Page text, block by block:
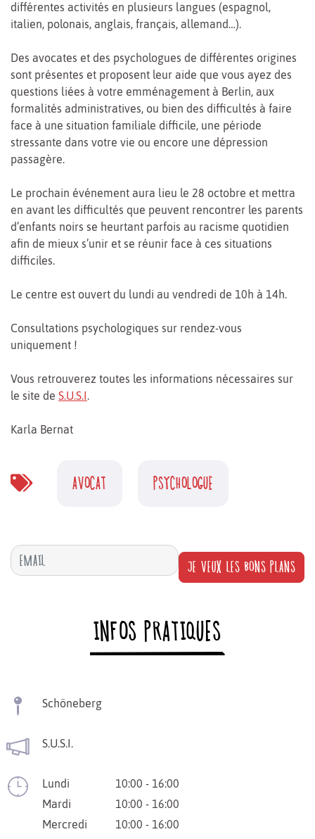
différentes activités en plusieurs langues (espagnol,
italien, polonais, anglais, français, allemand…).
Des avocates et des psychologues de différentes origines
sont présentes et proposent leur aide que vous ayez des
questions liées à votre emménagement à Berlin, aux
formalités administratives, ou bien des difficultés à faire
face à une situation familiale difficile, une période
stressante dans votre vie ou encore une dépression
passagère.
Le prochain événement aura lieu le 28 octobre et mettra
en avant les difficultés que peuvent rencontrer les parents
d’enfants noirs se heurtant parfois au racisme quotidien
afin de mieux s’unir et se réunir face à ces situations
difficiles.
Le centre est ouvert du lundi au vendredi de 10h à 14h.
Consultations psychologiques sur rendez-vous
uniquement !
Vous retrouverez toutes les informations nécessaires sur
le site de S.U.S.I.
Karla Bernat
AVOCAT PSYCHOLOGUE
JE VEUX LES BONS PLANS
INFOS PRATIQUES
Schöneberg
S.U.S.I.
Lundi
10:00 - 16:00
Mardi
10:00 - 16:00
Mercredi
10:00 - 16:00